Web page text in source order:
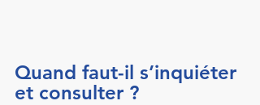
Quand faut-il s’inquiéter
et consulter ?